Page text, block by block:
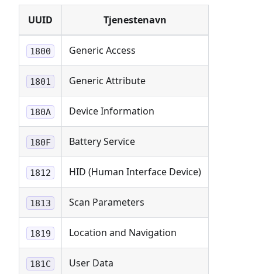
UUID Tjenestenavn
1800 Generic Access
1801 Generic Attribute
180A Device Information
180F Battery Service
1812 HID (Human Interface Device)
1813 Scan Parameters
1819 Location and Navigation
181C User Data